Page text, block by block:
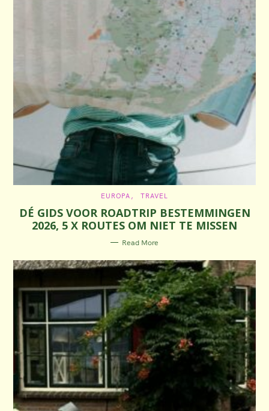
T
E
G
O
R
I
S
EUROPA TRAVEL
DÉ GIDS VOOR ROADTRIP BESTEMMINGEN
2026, 5 X ROUTES OM NIET TE MISSEN
Read More